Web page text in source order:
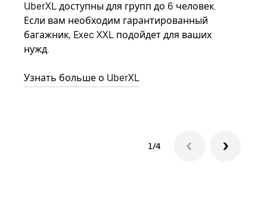
UberXL доступны для групп до 6 человек.
Если вам необходим гарантированный
багажник, Exec XXL подойдет для ваших
нужд.
Узнать больше о UberXL
1/4